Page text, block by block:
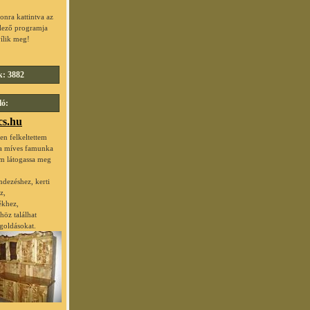
kattintva az
programja
meg!
3882
felkeltettem
míves famunka
látogassa meg
kerti
találhat